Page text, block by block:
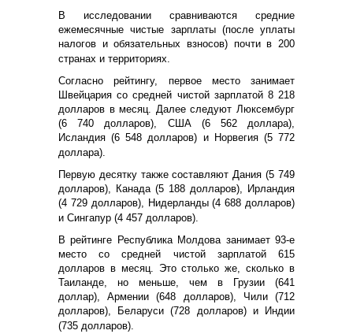
В исследовании сравниваются средние
ежемесячные чистые зарплаты (после уплаты
налогов и обязательных взносов) почти в 200
странах и территориях.
Согласно рейтингу, первое место занимает
Швейцария со средней чистой зарплатой 8 218
долларов в месяц. Далее следуют Люксембург
(6 740 долларов), США (6 562 доллара),
Исландия (6 548 долларов) и Норвегия (5 772
доллара).
Первую десятку также составляют Дания (5 749
долларов), Канада (5 188 долларов), Ирландия
(4 729 долларов), Нидерланды (4 688 долларов)
и Сингапур (4 457 долларов).
В рейтинге Республика Молдова занимает 93-е
место со средней чистой зарплатой 615
долларов в месяц. Это столько же, сколько в
Таиланде, но меньше, чем в Грузии (641
доллар), Армении (648 долларов), Чили (712
долларов), Беларуси (728 долларов) и Индии
(735 долларов).